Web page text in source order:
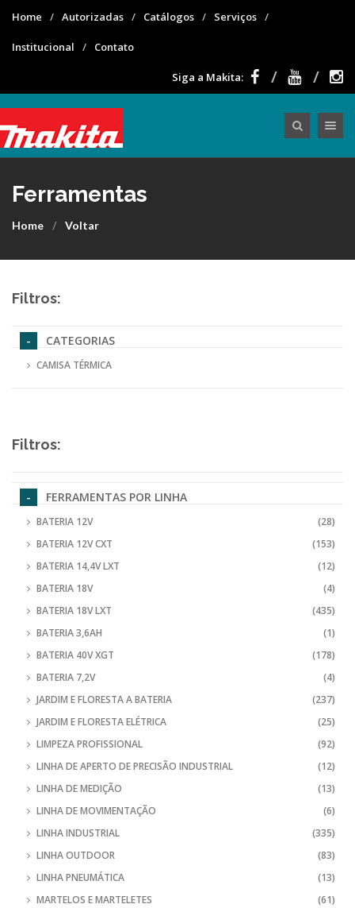
Home Autorizadas Catálogos Serviços
Institucional Contato
Siga a Makita:
Ferramentas
Home Voltar
Filtros:
CATEGORIAS
CAMISA TÉRMICA
Filtros:
FERRAMENTAS POR LINHA
BATERIA 12V
(28)
BATERIA 12V CXT
(153)
BATERIA 14,4V LXT
(12)
BATERIA 18V
(4)
BATERIA 18V LXT
(435)
BATERIA 3,6AH
(1)
BATERIA 40V XGT
(178)
BATERIA 7,2V
(4)
JARDIM E FLORESTA A BATERIA
(237)
JARDIM E FLORESTA ELÉTRICA
(25)
LIMPEZA PROFISSIONAL
(92)
LINHA DE APERTO DE PRECISÃO INDUSTRIAL
(12)
LINHA DE MEDIÇÃO
(13)
LINHA DE MOVIMENTAÇÃO
(6)
LINHA INDUSTRIAL
(335)
LINHA OUTDOOR
(83)
LINHA PNEUMÁTICA
(13)
MARTELOS E MARTELETES
(61)